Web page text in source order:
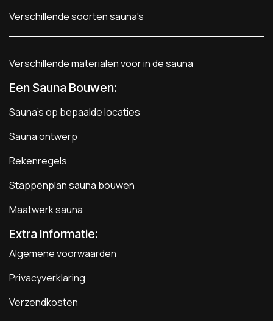
Verschillende soorten sauna's
Verschillende materialen voor in de sauna
Een Sauna Bouwen:
Sauna's op bepaalde locaties
Sauna ontwerp
Rekenregels
Stappenplan sauna bouwen
Maatwerk sauna
Extra Informatie:
Algemene voorwaarden
Privacyverklaring
Verzendkosten